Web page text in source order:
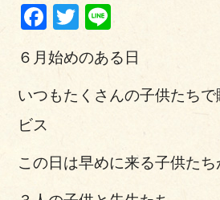
Facebook
Twitter
６月始めのある日
いつもたくさんの子供たち
ビス
この日は早めに来る子供たち